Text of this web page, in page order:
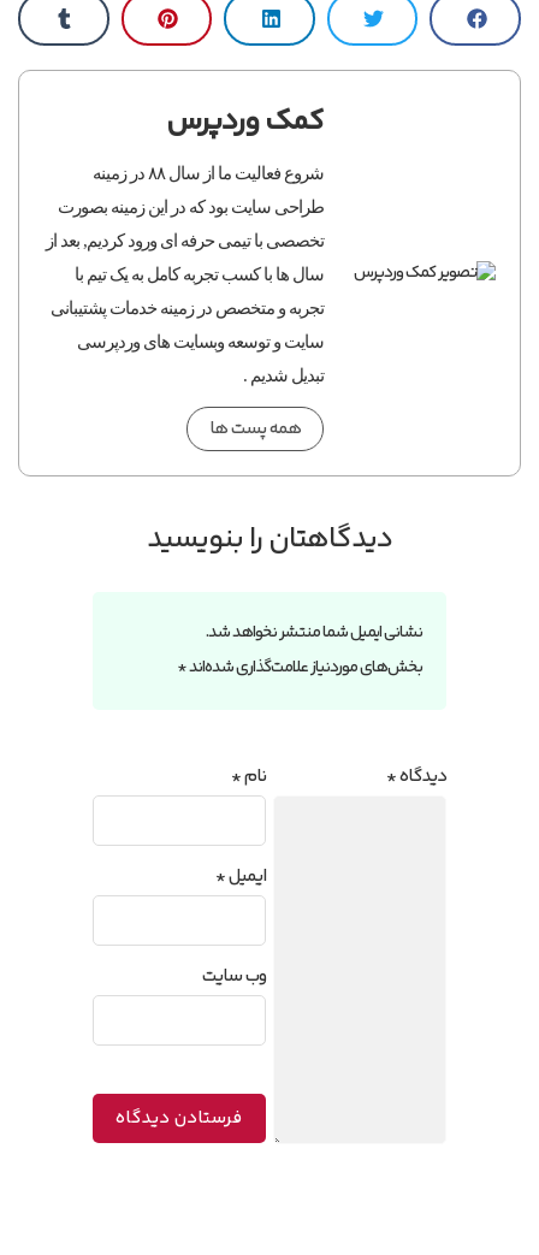
کمک وردپرس
شروع فعالیت ما از سال ۸۸ در زمینه
طراحی سایت بود که در این زمینه بصورت
تخصصی با تیمی حرفه ای ورود کردیم, بعد از
سال ها با کسب تجربه کامل به یک تیم با
تجربه و متخصص در زمینه خدمات پشتیبانی
سایت و توسعه وبسایت های وردپرسی
تبدیل شدیم .
همه پست ها
دیدگاهتان را بنویسید
نشانی ایمیل شما منتشر نخواهد شد.
بخش‌های موردنیاز علامت‌گذاری شده‌اند*
دیدگاه* نام*
ایمیل*
وب‌ سایت